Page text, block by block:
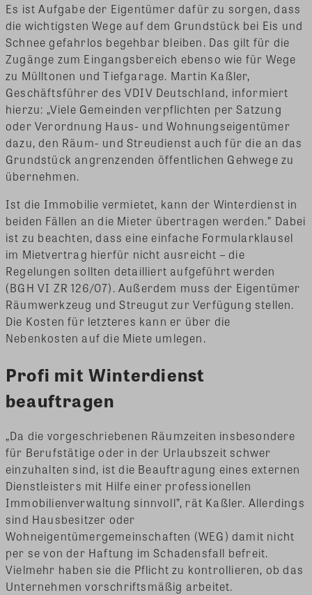
Es ist Aufgabe der Eigentümer dafür zu sorgen, dass
die wichtigsten Wege auf dem Grundstück bei Eis und
Schnee gefahrlos begehbar bleiben. Das gilt für die
Zugänge zum Eingangsbereich ebenso wie für Wege
zu Mülltonen und Tiefgarage. Martin Kaßler,
Geschäftsführer des VDIV Deutschland, informiert
hierzu: „Viele Gemeinden verpflichten per Satzung
oder Verordnung Haus- und Wohnungseigentümer
dazu, den Räum- und Streudienst auch für die an das
Grundstück angrenzenden öffentlichen Gehwege zu
übernehmen.
Ist die Immobilie vermietet, kann der Winterdienst in
beiden Fällen an die Mieter übertragen werden.” Dabei
ist zu beachten, dass eine einfache Formularklausel
im Mietvertrag hierfür nicht ausreicht – die
Regelungen sollten detailliert aufgeführt werden
(BGH VI ZR 126/07). Außerdem muss der Eigentümer
Räumwerkzeug und Streugut zur Verfügung stellen.
Die Kosten für letzteres kann er über die
Nebenkosten auf die Miete umlegen.
Profi mit Winterdienst
beauftragen
„Da die vorgeschriebenen Räumzeiten insbesondere
für Berufstätige oder in der Urlaubszeit schwer
einzuhalten sind, ist die Beauftragung eines externen
Dienstleisters mit Hilfe einer professionellen
Immobilienverwaltung sinnvoll”, rät Kaßler. Allerdings
sind Hausbesitzer oder
Wohneigentümergemeinschaften (WEG) damit nicht
per se von der Haftung im Schadensfall befreit.
Vielmehr haben sie die Pflicht zu kontrollieren, ob das
Unternehmen vorschriftsmäßig arbeitet.